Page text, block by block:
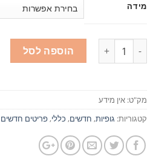
מידה
הוספה לסל
מק"ט: אין מידע
קטגוריות: גופיות, חדשים, כללי,פריטים